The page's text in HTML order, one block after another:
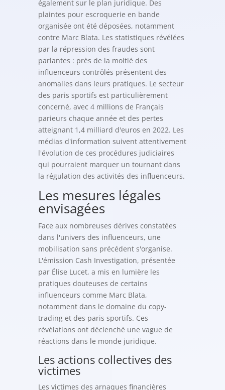
également sur le plan juridique. Des
plaintes pour escroquerie en bande
organisée ont été déposées, notamment
contre Marc Blata. Les statistiques révélées
par la répression des fraudes sont
parlantes : près de la moitié des
influenceurs contrôlés présentent des
anomalies dans leurs pratiques. Le secteur
des paris sportifs est particulièrement
concerné, avec 4 millions de Français
parieurs chaque année et des pertes
atteignant 1,4 milliard d'euros en 2022. Les
médias d'information suivent attentivement
l'évolution de ces procédures judiciaires
qui pourraient marquer un tournant dans
la régulation des activités des influenceurs.
Les mesures légales
envisagées
Face aux nombreuses dérives constatées
dans l'univers des influenceurs, une
mobilisation sans précédent s'organise.
L'émission Cash Investigation, présentée
par Élise Lucet, a mis en lumière les
pratiques douteuses de certains
influenceurs comme Marc Blata,
notamment dans le domaine du copy-
trading et des paris sportifs. Ces
révélations ont déclenché une vague de
réactions dans le monde juridique.
Les actions collectives des
victimes
Les victimes des arnaques financières